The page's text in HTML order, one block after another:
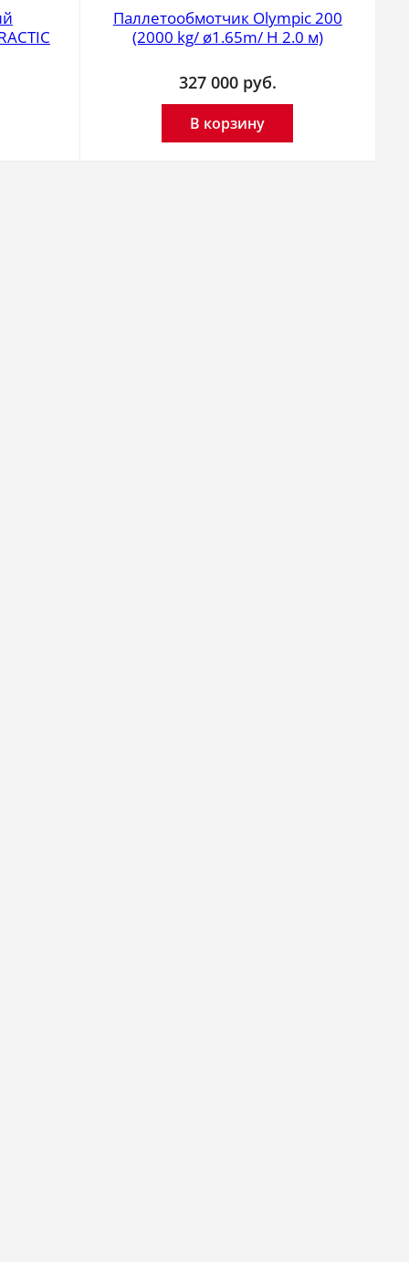
Паллетообмотчик Olympic 200
(2000 kg/ ø1.65m/ H 2.0 м)
327 000 руб.
В корзину